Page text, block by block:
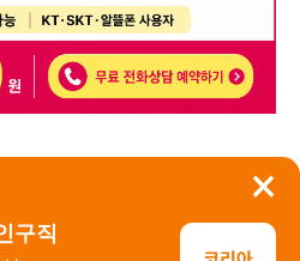
×
구직